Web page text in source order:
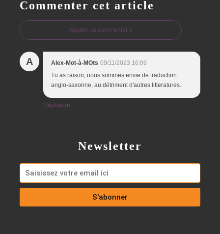
Commenter cet article
Ajouter un commentaire
A Alex-Mot-à-MOts 09/11/2023 16:09
Tu as raison, nous sommes envie de traduction
anglo-saxonne, au détriment d'autres litteratures.
Répondre
Newsletter